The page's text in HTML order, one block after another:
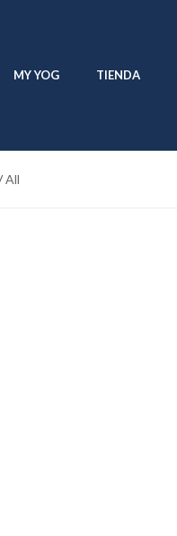
MY YOG TIENDA
All